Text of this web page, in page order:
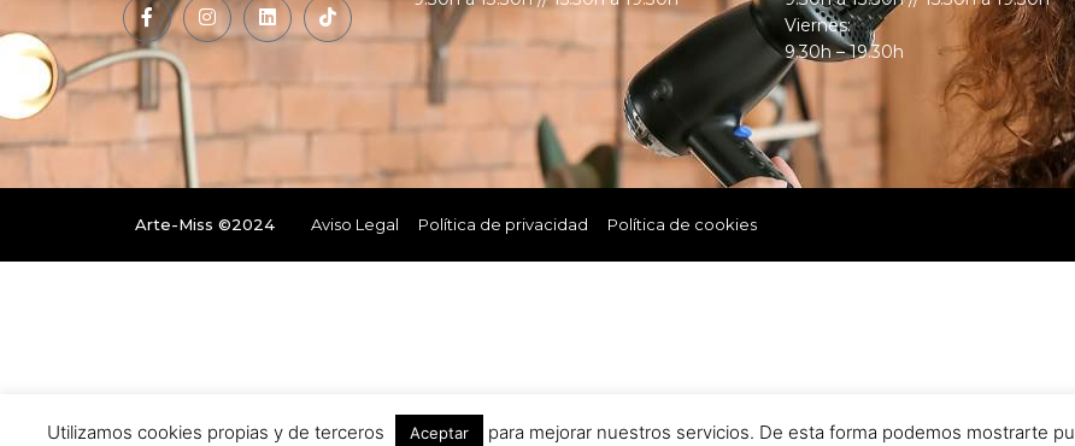
Viernes:
9.30h – 19.30h
Arte-Miss ©2024 Aviso Legal Política de privacidad Política de cookies
Utilizamos cookies propias y de terceros Aceptar para mejorar nuestros servicios. De esta forma podemos mostrarte